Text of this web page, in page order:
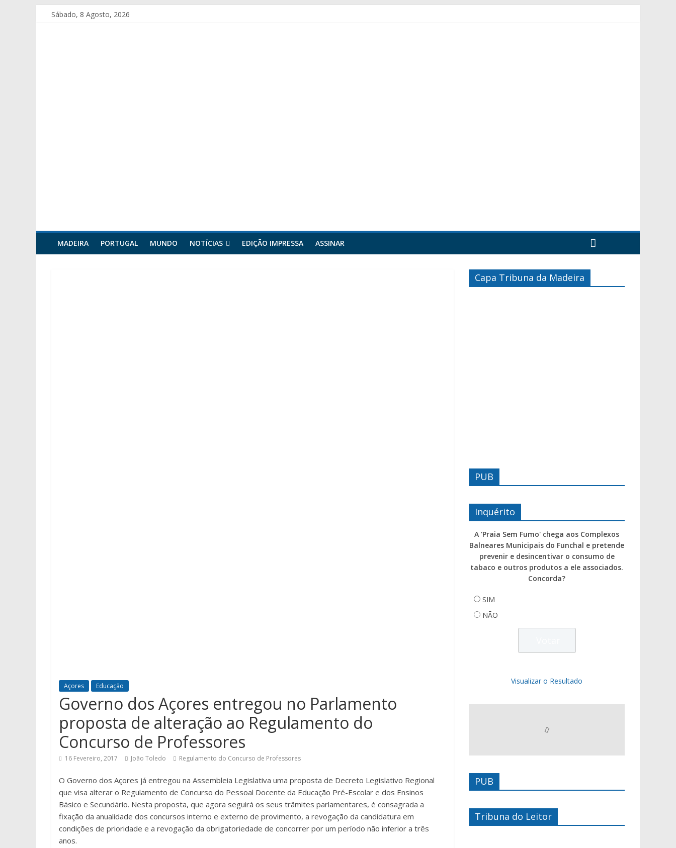
Sábado, 8 Agosto, 2026
MADEIRA PORTUGAL MUNDO NOTÍCIAS EDIÇÃO IMPRESSA ASSINAR
Açores Educação
Governo dos Açores entregou no Parlamento
proposta de alteração ao Regulamento do
Concurso de Professores
16 Fevereiro, 2017 João Toledo Regulamento do Concurso de Professores
O Governo dos Açores já entregou na Assembleia Legislativa uma proposta de Decreto Legislativo Regional
que visa alterar o Regulamento de Concurso do Pessoal Docente da Educação Pré-Escolar e dos Ensinos
Básico e Secundário. Nesta proposta, que agora seguirá os seus trâmites parlamentares, é consagrada a
fixação da anualidade dos concursos interno e externo de provimento, a revogação da candidatura em
condições de prioridade e a revogação da obrigatoriedade de concorrer por um período não inferior a três
anos.
Capa Tribuna da Madeira
PUB
Inquérito
A 'Praia Sem Fumo' chega aos Complexos
Balneares Municipais do Funchal e pretende
prevenir e desincentivar o consumo de
tabaco e outros produtos a ele associados.
Concorda?
SIM
NÃO
Visualizar o Resultado
PUB
Tribuna do Leitor